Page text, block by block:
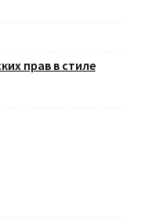
прав в стиле